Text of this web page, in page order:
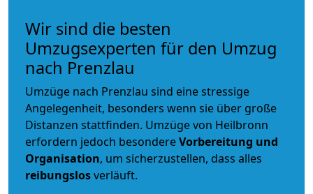
Wir sind die besten
Umzugsexperten für den Umzug
nach Prenzlau
Umzüge nach Prenzlau sind eine stressige
Angelegenheit, besonders wenn sie über große
Distanzen stattfinden. Umzüge von Heilbronn
erfordern jedoch besondereVorbereitung und
Organisation, um sicherzustellen, dass alles
reibungslosverläuft.